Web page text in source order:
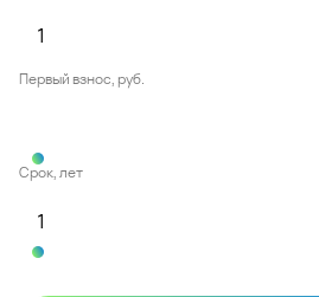
Первый взнос, руб.
Срок, лет